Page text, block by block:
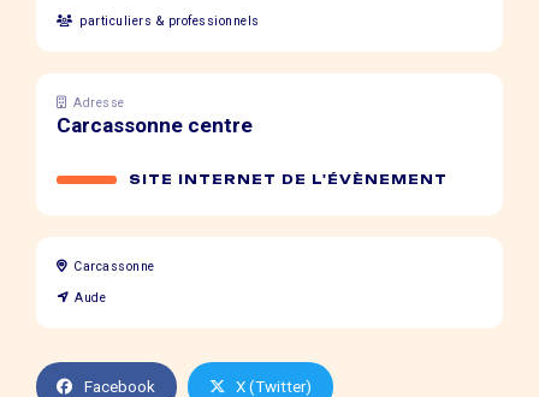
particuliers & professionnels
Adresse
Carcassonne centre
SITE INTERNET DE L'ÉVÈNEMENT
Carcassonne
Aude
Facebook X (Twitter)